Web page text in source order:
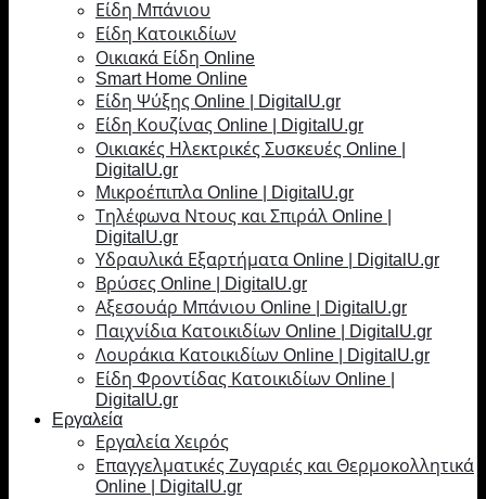
Είδη Μπάνιου
Είδη Κατοικιδίων
Οικιακά Είδη Online
Smart Home Online
Είδη Ψύξης Online | DigitalU.gr
Είδη Κουζίνας Online | DigitalU.gr
Οικιακές Ηλεκτρικές Συσκευές Online |
DigitalU.gr
Μικροέπιπλα Online | DigitalU.gr
Τηλέφωνα Ντους και Σπιράλ Online |
DigitalU.gr
Υδραυλικά Εξαρτήματα Online | DigitalU.gr
Βρύσες Online | DigitalU.gr
Αξεσουάρ Μπάνιου Online | DigitalU.gr
Παιχνίδια Κατοικιδίων Online | DigitalU.gr
Λουράκια Κατοικιδίων Online | DigitalU.gr
Είδη Φροντίδας Κατοικιδίων Online |
DigitalU.gr
Εργαλεία
Εργαλεία Χειρός
Επαγγελματικές Ζυγαριές και Θερμοκολλητικά
Online | DigitalU.gr